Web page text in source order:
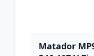
Matador